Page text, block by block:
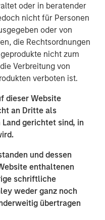
oder in beratender
nicht für Personen
oder von
die Rechtsordnungen
nicht zum
Verbreitung von
verboten ist.
dieser Website
an Dritte als
gerichtet sind, in
und dessen
enthaltenen
schriftliche
weder ganz noch
übertragen
growth credit market by
and network
on companies
business models,
The Fund leverages
from senior
Morgan Stanley
debt providers,” said
Stanley Expansion
to extend Expansion
and will seek to
returns for its investors
income and long-term